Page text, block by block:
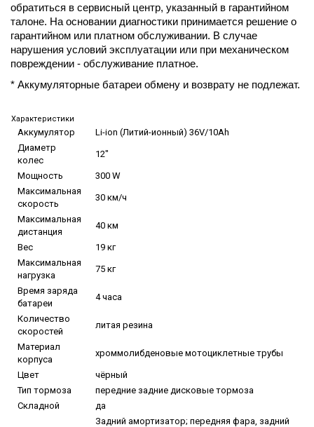
обратиться в сервисный центр, указанный в гарантийном
талоне. На основании диагностики принимается решение о
гарантийном или платном обслуживании. В случае
нарушения условий эксплуатации или при механическом
повреждении - обслуживание платное.
* Аккумуляторные батареи обмену и возврату не подлежат.
Характеристики
Аккумулятор
Li-ion (Литий-ионный) 36V/10Ah
Диаметр
колес
12"
Мощность
300 W
Максимальная
скорость
30 км/ч
Максимальная
дистанция
40 км
Вес
19 кг
Максимальная
нагрузка
75 кг
Время заряда
батареи
4 часа
Количество
скоростей
литая резина
Материал
корпуса
хроммолибденовые мотоциклетные трубы
Цвет
чёрный
Тип тормоза
передние задние дисковые тормоза
Складной
да
Задний амортизатор; передняя фара, задний